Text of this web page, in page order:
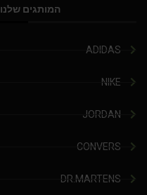
המותגים שלנו
ADIDAS
NIKE
JORDAN
CONVERS
DR.MARTENS